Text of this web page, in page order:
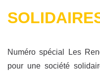
Numéro spécial Les
pour une société